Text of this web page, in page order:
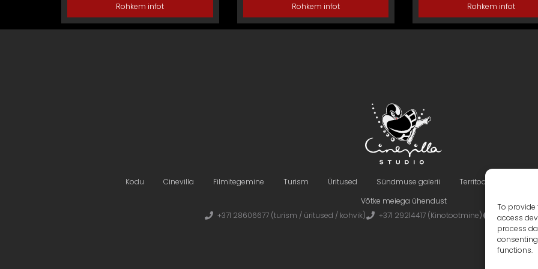
To provide
access
process
functions.
Rohkem infot Rohkem infot Rohkem infot
Kodu Cinevilla Filmitegemine Turism Üritused Sündmuse galerii Territoorium ja
Võtke meiega ühendust
+371 28606677 (turism / üritused / kohvik)
+371 29214417 (Kinotootmine) Cinevilla